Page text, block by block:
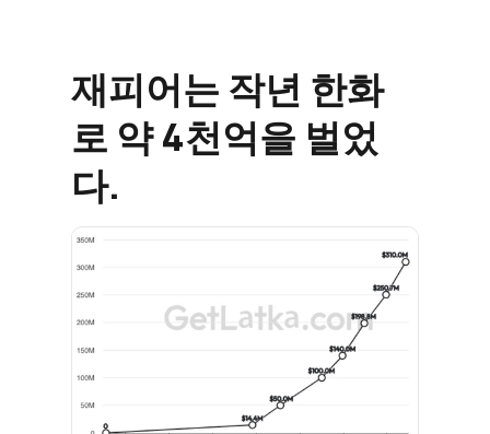
재피어는 작년 한화
로 약 4천억을 벌었
다.